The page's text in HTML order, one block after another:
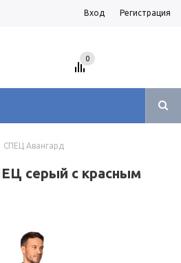
Вход Регистрация
0
СПЕЦ Авангард
серый с красным